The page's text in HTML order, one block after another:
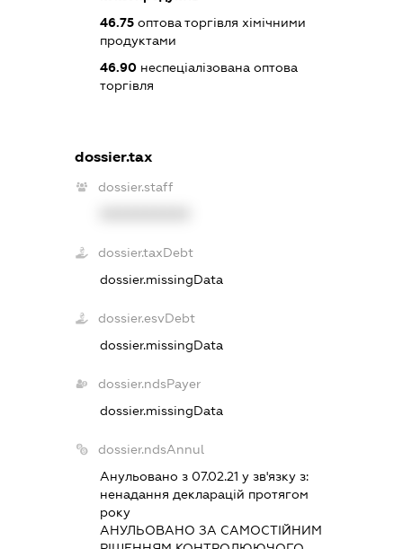
46.75 оптова торгівля хімічними
продуктами
46.90 неспеціалізована оптова
торгівля
dossier.tax
dossier.staff
dossier.taxDebt
dossier.missingData
dossier.esvDebt
dossier.missingData
dossier.ndsPayer
dossier.missingData
dossier.ndsAnnul
Анульовано з 07.02.21 у зв'язку з:
ненадання декларацiй протягом
року
АНУЛЬОВАНО ЗА САМОСТIЙНИМ